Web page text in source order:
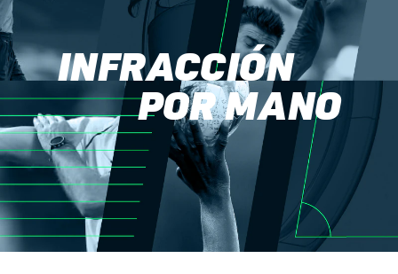
INFRACCIÓN
POR MANO